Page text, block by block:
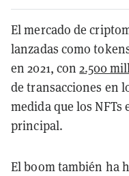
El mercado de
lanzadas como
en 2021, con2.500
de transacciones en
medida que los
principal.
El boom también ha